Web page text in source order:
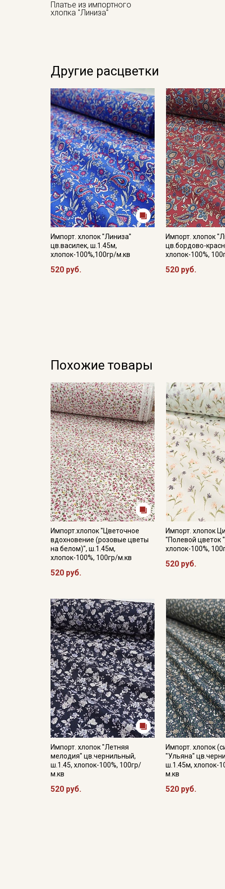
Платье из импортного
хлопка "Линиза"
Другие расцветки
Импорт. хлопок "Линиза"
цв.василек, ш.1.45м,
хлопок-100%,100гр/м.кв
520 руб.
Импорт. хлопок
цв.бордово-
хлопок-100%,
520 руб.
Похожие товары
Импорт.хлопок "Цветочное
вдохновение (розовые цветы
на белом)", ш.1.45м,
хлопок-100%, 100гр/м.кв
520 руб.
Импорт. хлопок
"Полевой цветок
хлопок-100%,
520 руб.
Импорт. хлопок "Летняя
мелодия" цв.чернильный,
ш.1.45, хлопок-100%, 100гр/
м.кв
520 руб.
Импорт. хлопок
"Ульяна"
ш.1.45м, хлопок-
м.кв
520 руб.